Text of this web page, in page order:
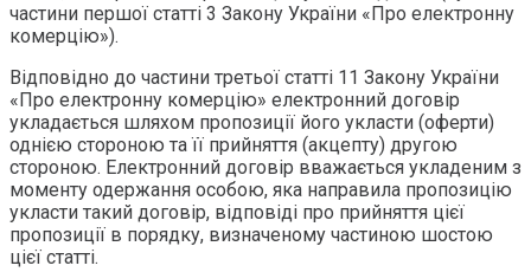
частини першої статті 3 Закону України «Про електронну
комерцію»).
Відповідно до частини третьої статті 11 Закону України
«Про електронну комерцію» електронний договір
укладається шляхом пропозиції його укласти (оферти)
однією стороною та її прийняття (акцепту) другою
стороною. Електронний договір вважається укладеним з
моменту одержання особою, яка направила пропозицію
укласти такий договір, відповіді про прийняття цієї
пропозиції в порядку, визначеному частиною шостою
цієї статті.